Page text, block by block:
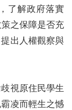
了解政府落實
之保障是否充
出人權觀察與
視原住民學生
凌而輕生之憾